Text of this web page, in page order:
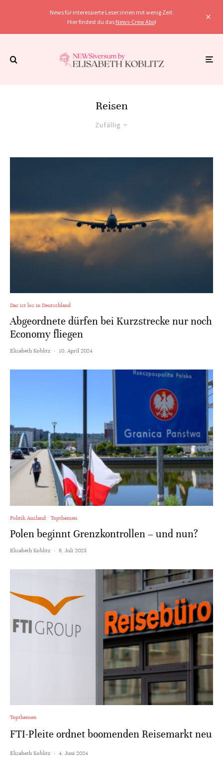
News für interessierte Leser:innen mit wenig Zeit.
Hier findest du das News-Crew Abo!
Reisen
Zufällig
Das ist los in Deutschland
Abgeordnete dürfen bei Kurzstrecke nur noch
Economy fliegen
Elisabeth Koblitz · 10. April 2024
Politik Ausland Topthemen
Polen beginnt Grenzkontrollen – und nun?
Elisabeth Koblitz · 6. Juli 2025
Topthemen
FTI-Pleite ordnet boomenden Reisemarkt neu
Elisabeth Koblitz · 4. Juni 2024